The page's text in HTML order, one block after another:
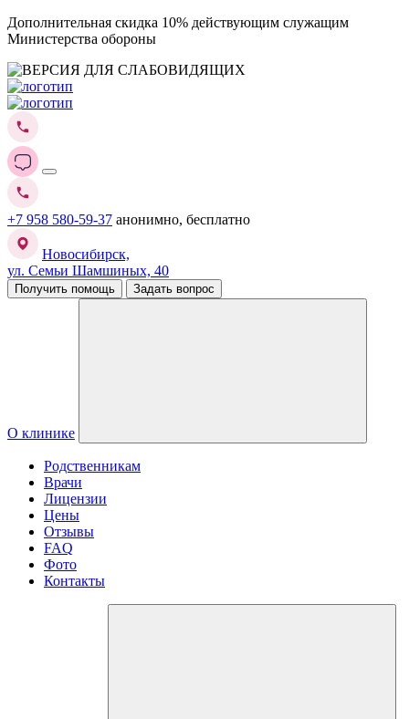
Дополнительная скидка 10% действующим служащим
Министерства обороны
+7 958 580-59-37 анонимно, бесплатно
Новосибирск,
ул. Семьи Шамшиных, 40
Получить помощь Задать вопрос
О клинике
Родственникам
Врачи
Лицензии
Цены
Отзывы
FAQ
Фото
Контакты